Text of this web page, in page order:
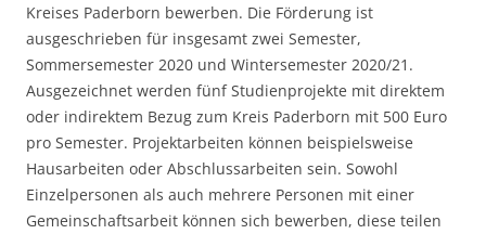
Kreises Paderborn bewerben. Die Förderung ist
ausgeschrieben für insgesamt zwei Semester,
Sommersemester 2020 und Wintersemester 2020/21.
Ausgezeichnet werden fünf Studienprojekte mit direktem
oder indirektem Bezug zum Kreis Paderborn mit 500 Euro
pro Semester. Projektarbeiten können beispielsweise
Hausarbeiten oder Abschlussarbeiten sein. Sowohl
Einzelpersonen als auch mehrere Personen mit einer
Gemeinschaftsarbeit können sich bewerben, diese teilen